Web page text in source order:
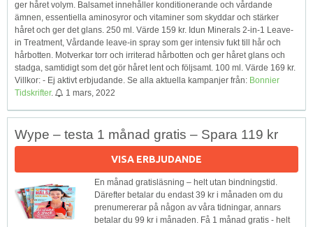
ger håret volym. Balsamet innehåller konditionerande och vårdande
ämnen, essentiella aminosyror och vitaminer som skyddar och stärker
håret och ger det glans. 250 ml. Värde 159 kr. Idun Minerals 2-in-1 Leave-
in Treatment, Vårdande leave-in spray som ger intensiv fukt till hår och
hårbotten. Motverkar torr och irriterad hårbotten och ger håret glans och
stadga, samtidigt som det gör håret lent och följsamt. 100 ml. Värde 169 kr.
Villkor: - Ej aktivt erbjudande. Se alla aktuella kampanjer från: Bonnier
Tidskrifter. 1 mars, 2022
Wype – testa 1 månad gratis – Spara 119 kr
VISA ERBJUDANDE
En månad gratisläsning – helt utan bindningstid.
Därefter betalar du endast 39 kr i månaden om du
prenumererar på någon av våra tidningar, annars
betalar du 99 kr i månaden. Få 1 månad gratis - helt